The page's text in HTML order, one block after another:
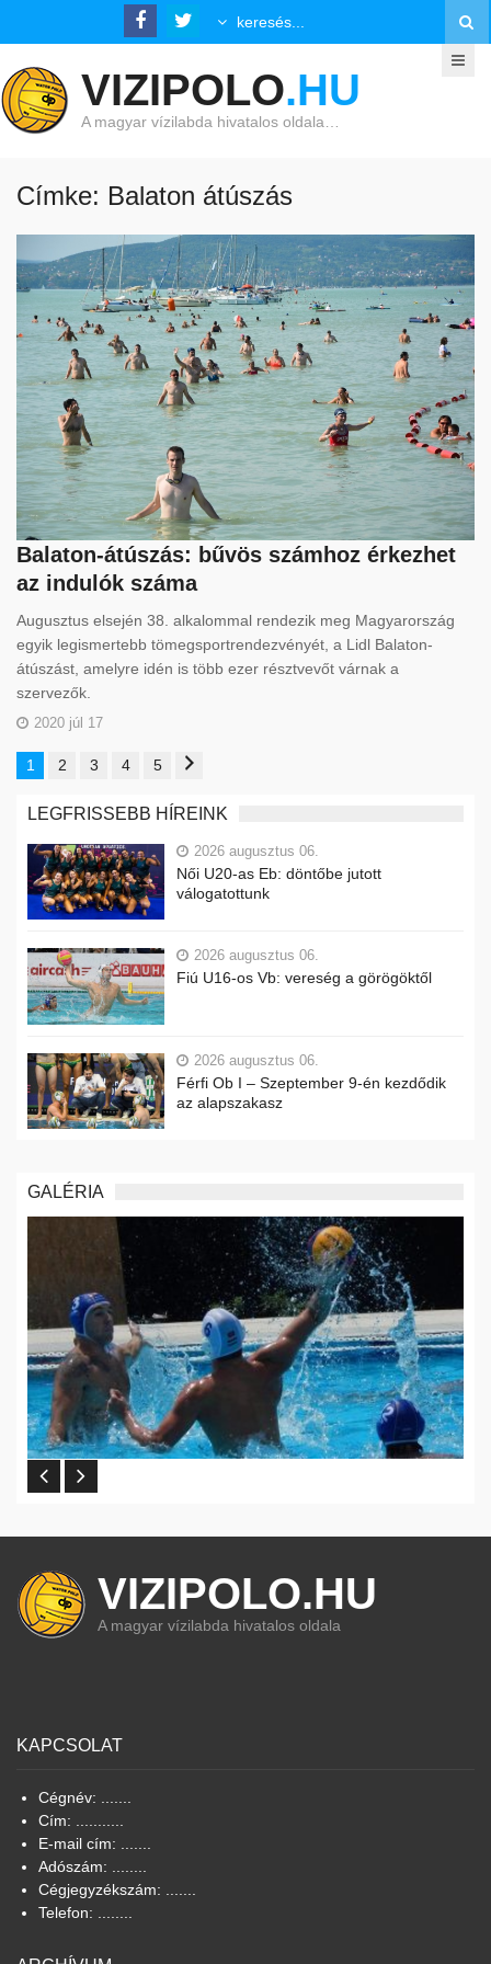
VIZIPOLO.HU
A magyar vízilabda hivatalos oldala…
Címke: Balaton átúszás
Balaton-átúszás: bűvös számhoz érkezhet
az indulók száma
Augusztus elsején 38. alkalommal rendezik meg Magyarország
egyik legismertebb tömegsportrendezvényét, a Lidl Balaton-
átúszást, amelyre idén is több ezer résztvevőt várnak a
szervezők.
2020 júl 17
1 2 3 4 5
LEGFRISSEBB HÍREINK
2026 augusztus 06.
Női U20-as Eb: döntőbe jutott
válogatottunk
2026 augusztus 06.
Fiú U16-os Vb: vereség a görögöktől
2026 augusztus 06.
Férfi Ob I – Szeptember 9-én kezdődik
az alapszakasz
GALÉRIA
VIZIPOLO.HU
A magyar vízilabda hivatalos oldala
KAPCSOLAT
Cégnév: .......
Cím: ...........
E-mail cím: .......
Adószám: ........
Cégjegyzékszám: .......
Telefon: ........